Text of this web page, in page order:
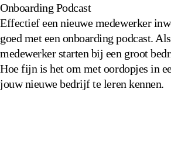
Onboarding Podcast
Effectief een nieuwe medewerker
goed met een onboarding podcast.
medewerker starten bij een groot
Hoe fijn is het om met oordopjes in
jouw nieuwe bedrijf te leren kennen.